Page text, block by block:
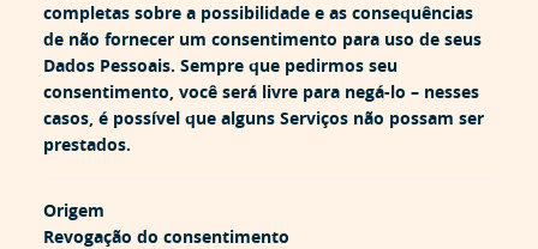
completas sobre a possibilidade e as consequências
de não fornecer um consentimento para uso de seus
Dados Pessoais. Sempre que pedirmos seu
consentimento, você será livre para negá-lo – nesses
casos, é possível que alguns Serviços não possam ser
prestados.
Origem
Revogação do consentimento